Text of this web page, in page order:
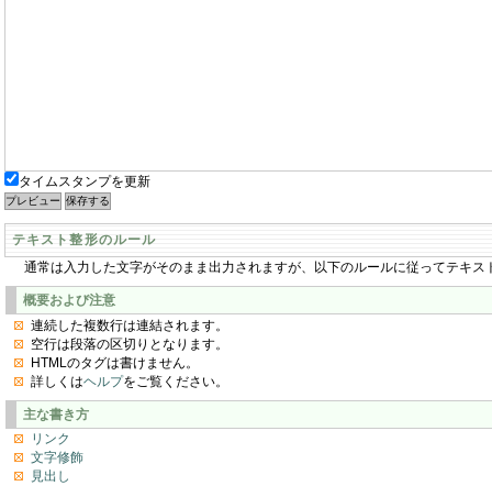
タイムスタンプを更新
テキスト整形のルール
通常は入力した文字がそのまま出力されますが、以下のルールに従ってテキス
概要および注意
連続した複数行は連結されます。
空行は段落の区切りとなります。
HTMLのタグは書けません。
詳しくはヘルプをご覧ください。
主な書き方
リンク
文字修飾
見出し